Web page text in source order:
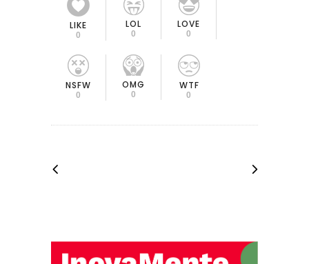
LIKE
0
LOL
0
LOVE
0
NSFW
0
OMG
0
WTF
0